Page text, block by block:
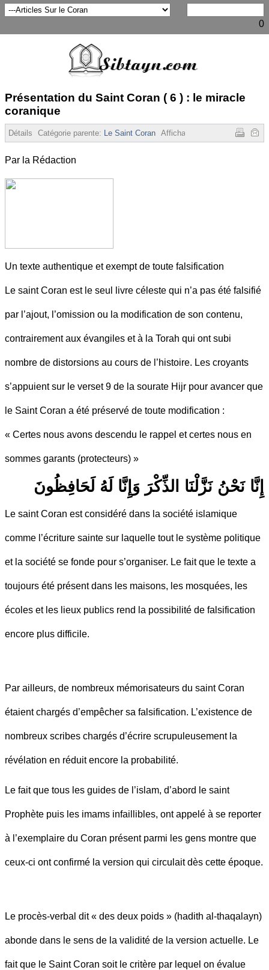
0
Présentation du Saint Coran ( 6 ) : le miracle
coranique
Détails Catégorie parente: Le Saint Coran Affichages :
Par la Rédaction
Un texte authentique et exempt de toute falsification
Le saint Coran est le seul livre céleste qui n’a pas été falsifié
par l’ajout, l’omission ou la modification de son contenu,
contrairement aux évangiles et à la Torah qui ont subi
nombre de distorsions au cours de l’histoire. Les croyants
s’appuient sur le verset 9 de la sourate Hijr pour avancer que
le Saint Coran a été préservé de toute modification :
« Certes nous avons descendu le rappel et certes nous en
sommes garants (protecteurs) »
إِنَّا نَحْنُ نَزَّلْنَا الذِّكْرَ وَإِنَّا لَهُ لَحَافِظُونَ
Le saint Coran est considéré dans la société islamique
comme l’écriture sainte sur laquelle tout le système politique
et la société se fonde pour s’organiser. Le fait que le texte a
toujours été présent dans les maisons, les mosquées, les
écoles et les lieux publics rend la possibilité de falsification
encore plus difficile.
Par ailleurs, de nombreux mémorisateurs du saint Coran
étaient chargés d’empêcher sa falsification. L’existence de
nombreux scribes chargés d’écrire scrupuleusement la
révélation en réduit encore la probabilité.
Le fait que tous les guides de l’islam, d’abord le saint
Prophète puis les imams infaillibles, ont appelé à se reporter
à l’exemplaire du Coran présent parmi les gens montre que
ceux-ci ont confirmé la version qui circulait dès cette époque.
Le procès-verbal dit « des deux poids » (hadith al-thaqalayn)
abonde dans le sens de la validité de la version actuelle. Le
fait que le Saint Coran soit le critère par lequel on évalue